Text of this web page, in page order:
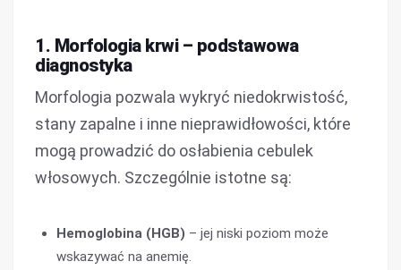
1. Morfologia krwi – podstawowa
diagnostyka
Morfologia pozwala wykryć niedokrwistość,
stany zapalne i inne nieprawidłowości, które
mogą prowadzić do osłabienia cebulek
włosowych. Szczególnie istotne są:
Hemoglobina (HGB) – jej niski poziom może
wskazywać na anemię.